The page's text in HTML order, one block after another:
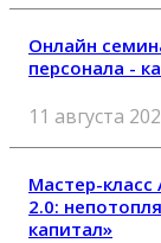
Онлайн
персонала -
11 августа
Мастер-класс
2.0:
капитал»